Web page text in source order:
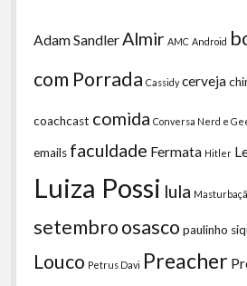
Adam Sandler Almir AMC Android
com Porrada Cassidy cerveja
coachcast comida Conversa Nerd e
emails faculdade Fermata Hitler
Luiza Possi lula
setembroosasco paulinho
Louco Petrus Davi Preacher